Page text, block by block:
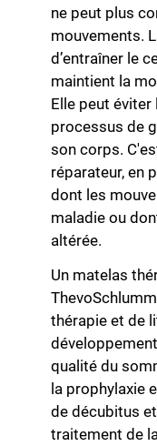
ne peut plus
mouvements.
d’entraîner le
maintient la
Elle peut
processus de
son corps.
réparateur, en
dont les
maladie ou
altérée.
Un matelas
thérapie et de
qualité du
la prophylaxie
de décubitus
traitement de